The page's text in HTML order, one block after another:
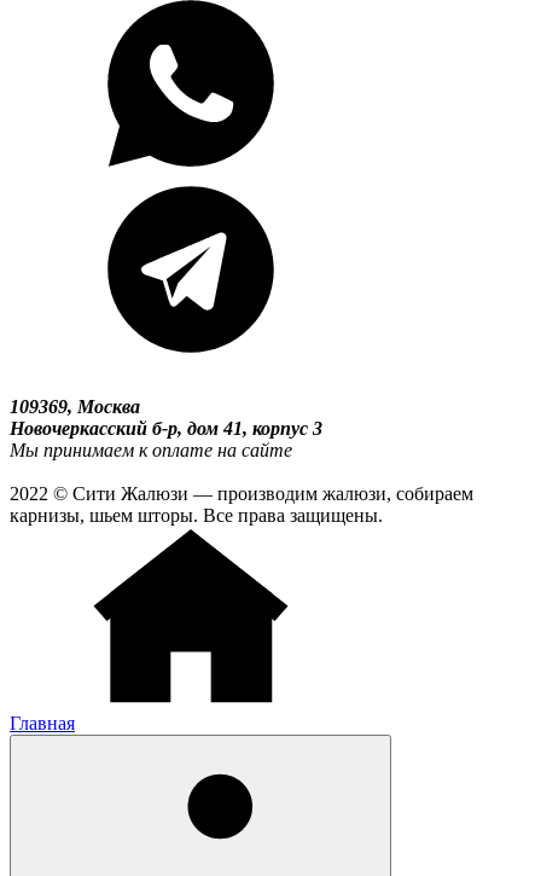
109369, Москва
Новочеркасский б-р, дом 41, корпус 3
Мы принимаем к оплате на сайте
2022 © Сити Жалюзи — производим жалюзи, собираем
карнизы, шьем шторы. Все права защищены.
Главная